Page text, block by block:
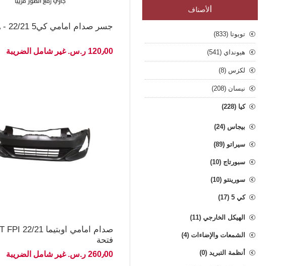
جسر صدام امامي كي5 22/21 - XWA
120٫00 ر.س.‏ غير شامل الضريبة
فتحة
260٫00 ر.س.‏ غير شامل الضريبة
لأصناف
تويوتا (833)
هيونداي (541)
لكزس (8)
نيسان (208)
كيا (228)
بيجاس (24)
سيراتو (89)
سبورتاج (10)
سورينتو (10)
كي 5 (17)
الهيكل الخارجي (11)
الشمعات والإضاءات (4)
أنظمة التبريد (0)